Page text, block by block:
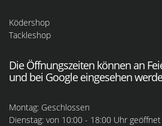
Ködershop
Tackleshop
Die Öffnungszeiten können an
und bei Google eingesehen
Montag: Geschlossen
Dienstag: von 10:00 - 18:00 Uhr geöffnet